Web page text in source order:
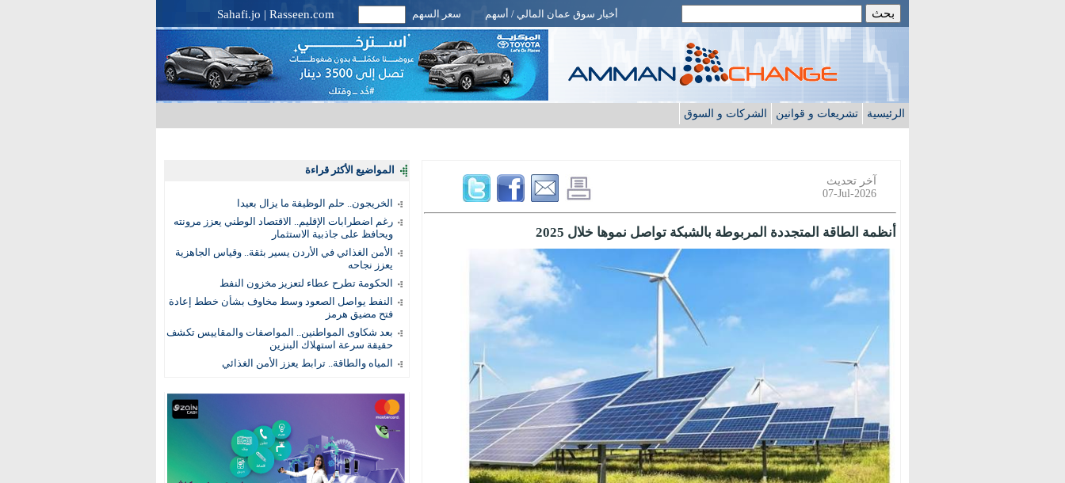
أخبار سوق عمان المالي / أسهم سعر السهم Sahafi.jo | Rasseen.com
الرئيسية تشريعات و قوانين الشركات و السوق
المواضيع الأكثر قراءة
الخريجون.. حلم الوظيفة ما يزال بعيدا
رغم اضطرابات الإقليم.. الاقتصاد الوطني يعزز مرونته
ويحافظ على جاذبية الاستثمار
الأمن الغذائي في الأردن يسير بثقة.. وقياس الجاهزية
يعزز نجاحه
الحكومة تطرح عطاء لتعزيز مخزون النفط
النفط يواصل الصعود وسط مخاوف بشأن خطط إعادة
فتح مضيق هرمز
بعد شكاوى المواطنين.. المواصفات والمقاييس تكشف
حقيقة سرعة استهلاك البنزين
المياه والطاقة.. ترابط يعزز الأمن الغذائي
آخر تحديث
07-Jul-2026
أنظمة الطاقة المتجددة المربوطة بالشبكة تواصل نموها خلال 2025